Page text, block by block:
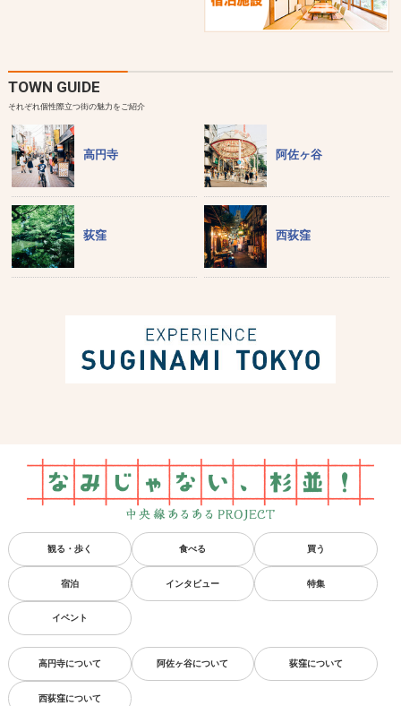
TOWN GUIDE
それぞれ個性際立つ街の魅力をご紹介
高円寺 阿佐ヶ谷
荻窪 西荻窪
観る・歩く 食べる 買う
宿泊 インタビュー 特集
イベント
高円寺について 阿佐ヶ谷について 荻窪について
西荻窪について